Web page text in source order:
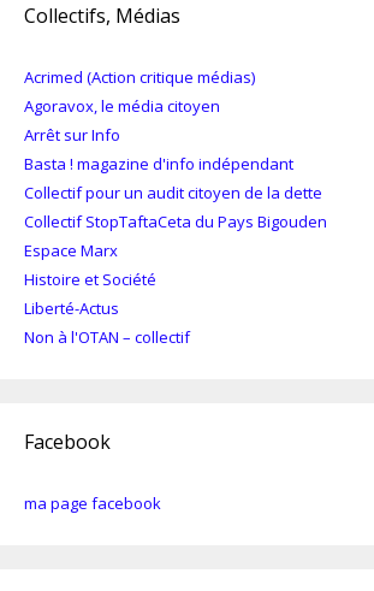
Collectifs, Médias
Acrimed (Action critique médias)
Agoravox, le média citoyen
Arrêt sur Info
Basta ! magazine d'info indépendant
Collectif pour un audit citoyen de la dette
Collectif StopTaftaCeta du Pays Bigouden
Espace Marx
Histoire et Société
Liberté-Actus
Non à l'OTAN – collectif
Facebook
ma page facebook